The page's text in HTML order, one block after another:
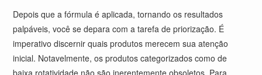
Depois que a fórmula é aplicada, tornando os resultados
palpáveis, você se depara com a tarefa de priorização. É
imperativo discernir quais produtos merecem sua atenção
inicial. Notavelmente, os produtos categorizados como de
baixa rotatividade não são inerentemente obsoletos. Para